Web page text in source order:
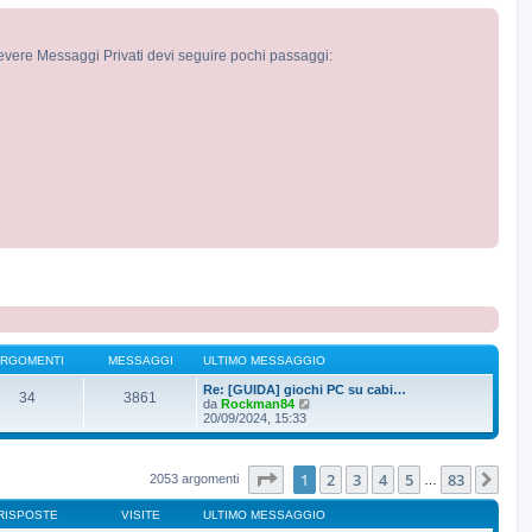
Messaggi Privati devi seguire pochi passaggi:
MESSAGGI ULTIMO MESSAGGIO
34 3861
Re: [GUIDA] giochi PC su cabi…
da Rockman84
d
i
m
20/09/2024, 15:33
2053 argomenti Pagina1 di
1 2 3 4 5 83
VISITE ULTIMO MESSAGGIO